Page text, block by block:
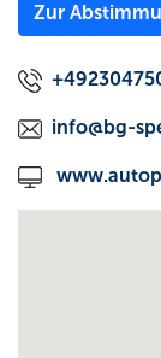
Zur
info@bg-